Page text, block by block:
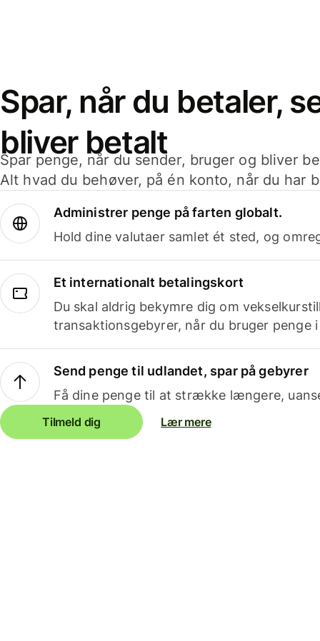
Spar, når du betaler,
bliver betalt
Spar penge, når du sender, bruger og bliver
Alt hvad du behøver, på én konto, når du har
Administrer penge på farten globalt.
Hold dine valutaer samlet ét sted, og
Et internationalt betalingskort
Du skal aldrig bekymre dig om
transaktionsgebyrer, når du bruger penge
Send penge til udlandet, spar på gebyrer
Få dine penge til at strække længere,
Tilmeld dig Lær mere